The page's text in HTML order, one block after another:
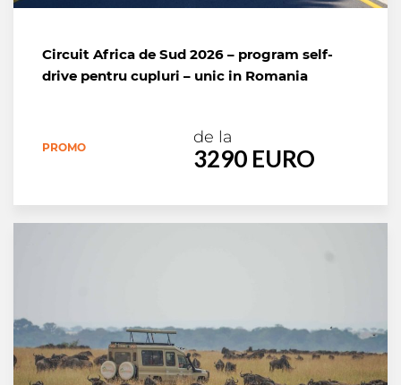
Circuit Africa de Sud 2026 – program self-
drive pentru cupluri – unic in Romania
PROMO
de la
3290 EURO